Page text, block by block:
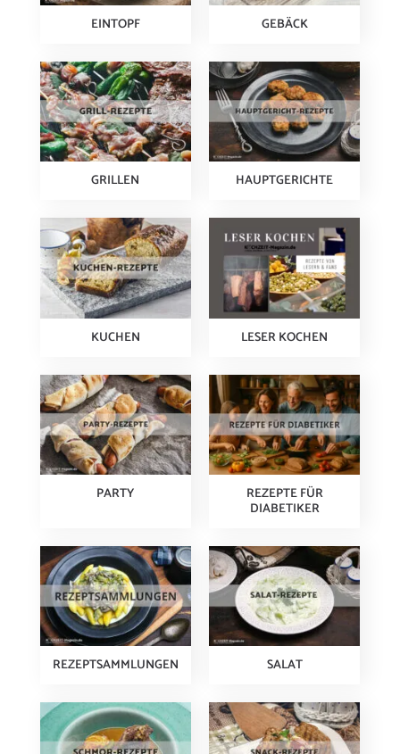
EINTOPF GEBÄCK
GRILLEN HAUPTGERICHTE
KUCHEN LESER KOCHEN
PARTY REZEPTE FÜR
DIABETIKER
REZEPTSAMMLUNGEN SALAT